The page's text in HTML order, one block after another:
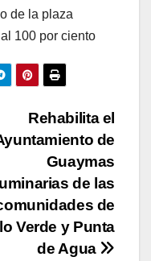
de la plaza
100 por ciento
Rehabilita el
de
Guaymas
de las
de
Verde y Punta
de Agua